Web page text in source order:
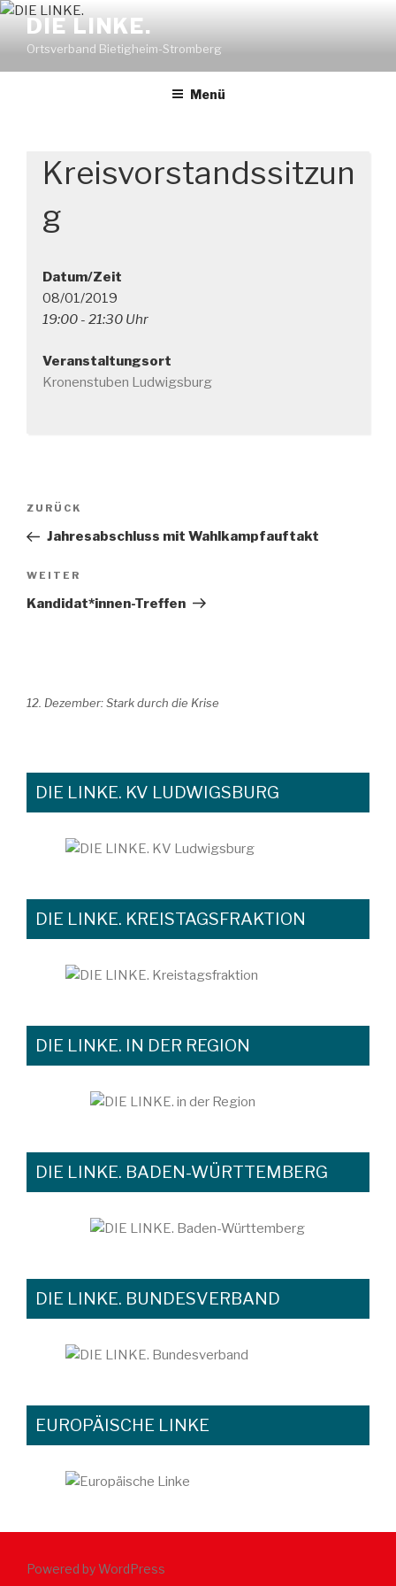
Zum
Inhalt
springen
DIE LINKE.
Ortsverband Bietigheim-Stromberg
Menü
Kreisvorstandssitzun
g
Datum/Zeit
08/01/2019
19:00 - 21:30 Uhr
Veranstaltungsort
Kronenstuben Ludwigsburg
Beitragsnavigation
Vorheriger
Beitrag
ZURÜCK
Jahresabschluss mit Wahlkampfauftakt
Nächster
Beitrag
WEITER
Kandidat*innen-Treffen
12. Dezember: Stark durch die Krise
DIE LINKE. KV LUDWIGSBURG
DIE LINKE. KREISTAGSFRAKTION
DIE LINKE. IN DER REGION
DIE LINKE. BADEN-WÜRTTEMBERG
DIE LINKE. BUNDESVERBAND
EUROPÄISCHE LINKE
Powered by WordPress